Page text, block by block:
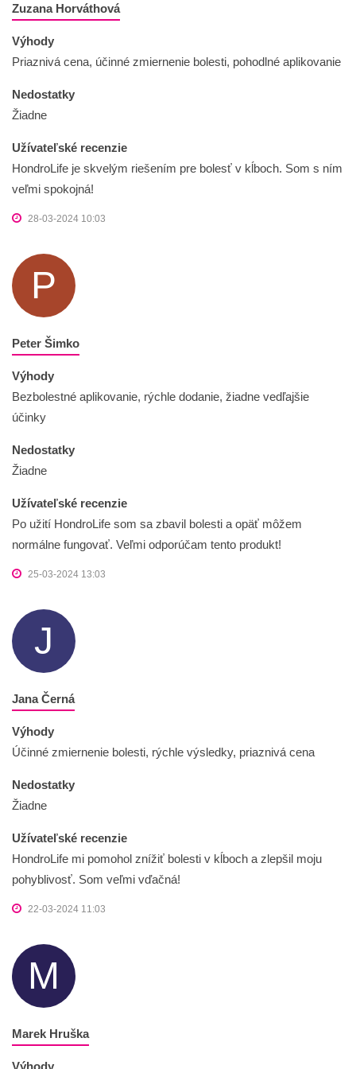
Zuzana Horváthová
Výhody
Priaznivá cena, účinné zmiernenie bolesti, pohodlné aplikovanie
Nedostatky
Žiadne
Užívateľské recenzie
HondroLife je skvelým riešením pre bolesť v kĺboch. Som s ním
veľmi spokojná!
28-03-2024 10:03
P
Peter Šimko
Výhody
Bezbolestné aplikovanie, rýchle dodanie, žiadne vedľajšie
účinky
Nedostatky
Žiadne
Užívateľské recenzie
Po užití HondroLife som sa zbavil bolesti a opäť môžem
normálne fungovať. Veľmi odporúčam tento produkt!
25-03-2024 13:03
J
Jana Černá
Výhody
Účinné zmiernenie bolesti, rýchle výsledky, priaznivá cena
Nedostatky
Žiadne
Užívateľské recenzie
HondroLife mi pomohol znížiť bolesti v kĺboch a zlepšil moju
pohyblivosť. Som veľmi vďačná!
22-03-2024 11:03
M
Marek Hruška
Výhody